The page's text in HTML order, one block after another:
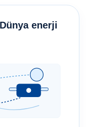
enerji